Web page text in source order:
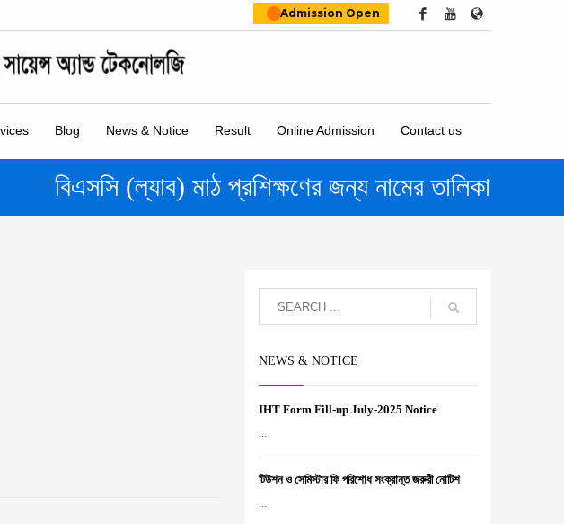
Admission Open
Blog News & Notice Result Online Admission Contact us
বিএসসি (ল্যাব) মাঠ প্রশিক্ষণের জন্য নামের তালিকা
NEWS & NOTICE
IHT Form Fill-up July-2025 Notice
...
টিউশন ও সেমিস্টার ফি পরিশোধ সংক্রান্ত জরুরী নোটিশ
...